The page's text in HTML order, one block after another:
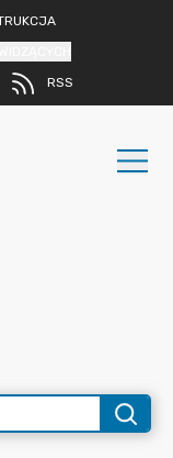
RSS